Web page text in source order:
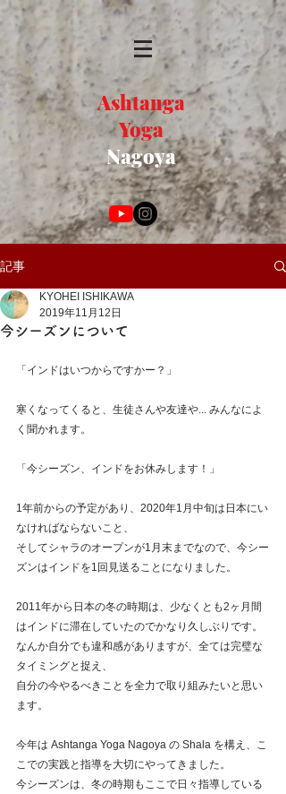
Ashtanga
Yoga
Nagoya
記事
今シーズンについて
KYOHEI ISHIKAWA
2019年11月12日
「インドはいつからですかー？」
寒くなってくると、生徒さんや友達や... みんなによ
く聞かれます。
「今シーズン、インドをお休みします！」
1年前からの予定があり、2020年1月中旬は日本にい
なければならないこと、
そしてシャラのオープンが1月末までなので、今シー
ズンはインドを1回見送ることになりました。
2011年から日本の冬の時期は、少なくとも2ヶ月間
はインドに滞在していたのでかなり久しぶりです。
なんか自分でも違和感がありますが、全ては完璧な
タイミングと捉え、
自分の今やるべきことを全力で取り組みたいと思い
ます。
今年は Ashtanga Yoga Nagoya の Shala を構え、こ
こでの実践と指導を大切にやってきました。
今シーズンは、冬の時期もここで日々指導している